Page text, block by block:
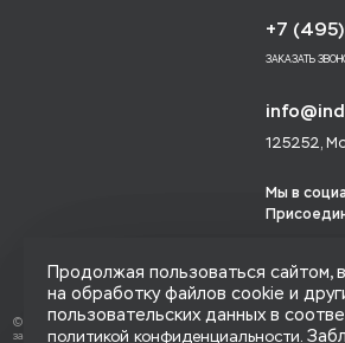
© 2014-2026 «Индастро», Все права
защищены.
+7
ЗАКАЗАТЬ
125252,
Мы в
Продолжая пользоваться сайтом,
на обработку файлов cookie и
пользовательских данных в
политикой конфиденциальности.